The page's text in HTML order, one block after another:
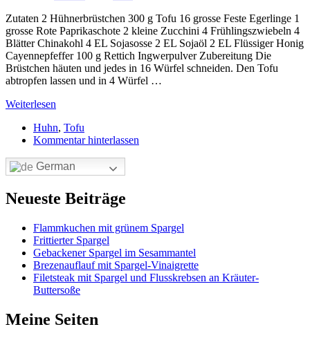
Zutaten 2 Hühnerbrüstchen 300 g Tofu 16 grosse Feste Egerlinge 1
grosse Rote Paprikaschote 2 kleine Zucchini 4 Frühlingszwiebeln 4
Blätter Chinakohl 4 EL Sojasosse 2 EL Sojaöl 2 EL Flüssiger Honig
Cayennepfeffer 100 g Rettich Ingwerpulver Zubereitung Die
Brüstchen häuten und jedes in 16 Würfel schneiden. Den Tofu
abtropfen lassen und in 4 Würfel …
Weiterlesen
Huhn, Tofu
Kommentar hinterlassen
German
Neueste Beiträge
Flammkuchen mit grünem Spargel
Frittierter Spargel
Gebackener Spargel im Sesammantel
Brezenauflauf mit Spargel-Vinaigrette
Filetsteak mit Spargel und Flusskrebsen an Kräuter-
Buttersoße
Meine Seiten